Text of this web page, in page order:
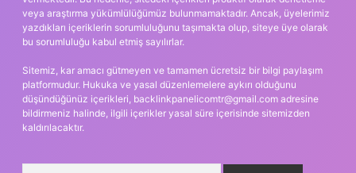
veya araştırma yükümlülüğümüz bulunmamaktadır. Ancak, üyelerimiz
yazdıkları içeriklerin sorumluluğunu taşımakta olup, siteye üye olarak
bu sorumluluğu kabul etmiş sayılırlar.
Sitemiz, kar amacı gütmeyen ve tamamen ücretsiz bir bilgi paylaşım
platformudur. Hukuka ve yasal düzenlemelere aykırı olduğunu
düşündüğünüz içerikleri, backlinkpanelicomtr@gmail.com adresine
bildirmeniz halinde, ilgili içerikler yasal süre içerisinde sitemizden
kaldırılacaktır.